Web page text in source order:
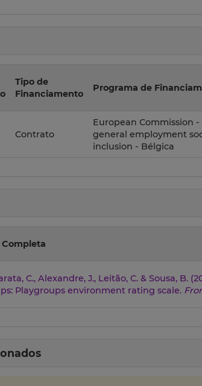
Tipo de
Financiamento
Programa de
Contrato
European Commission
general employment
inclusion - Bélgica
C., Alexandre, J., Leitão, C. & Sousa,
Playgroups environment rating scale.